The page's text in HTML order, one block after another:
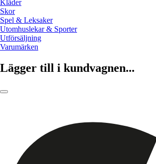
Kläder
Skor
Spel & Leksaker
Utomhuslekar & Sporter
Utförsäljning
Varumärken
Lägger till i kundvagnen...